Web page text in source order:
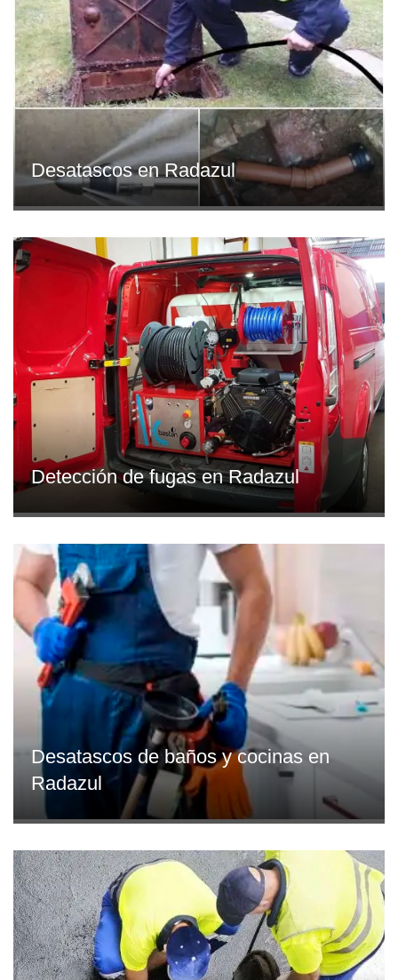
Desatascos en Radazul
Detección de fugas en Radazul
Desatascos de baños y cocinas en
Radazul